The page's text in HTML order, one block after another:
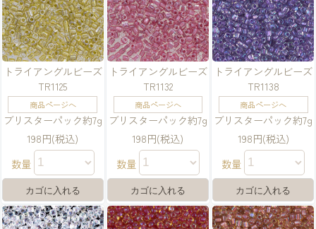
トライアングルビーズ
TR1125
商品ページへ
ブリスターパック約7g
198円(税込)
数量
トライアングルビーズ
TR1132
商品ページへ
ブリスターパック約7g
198円(税込)
数量
トライアングルビーズ
TR1138
商品ページへ
ブリスターパック約7g
198円(税込)
数量